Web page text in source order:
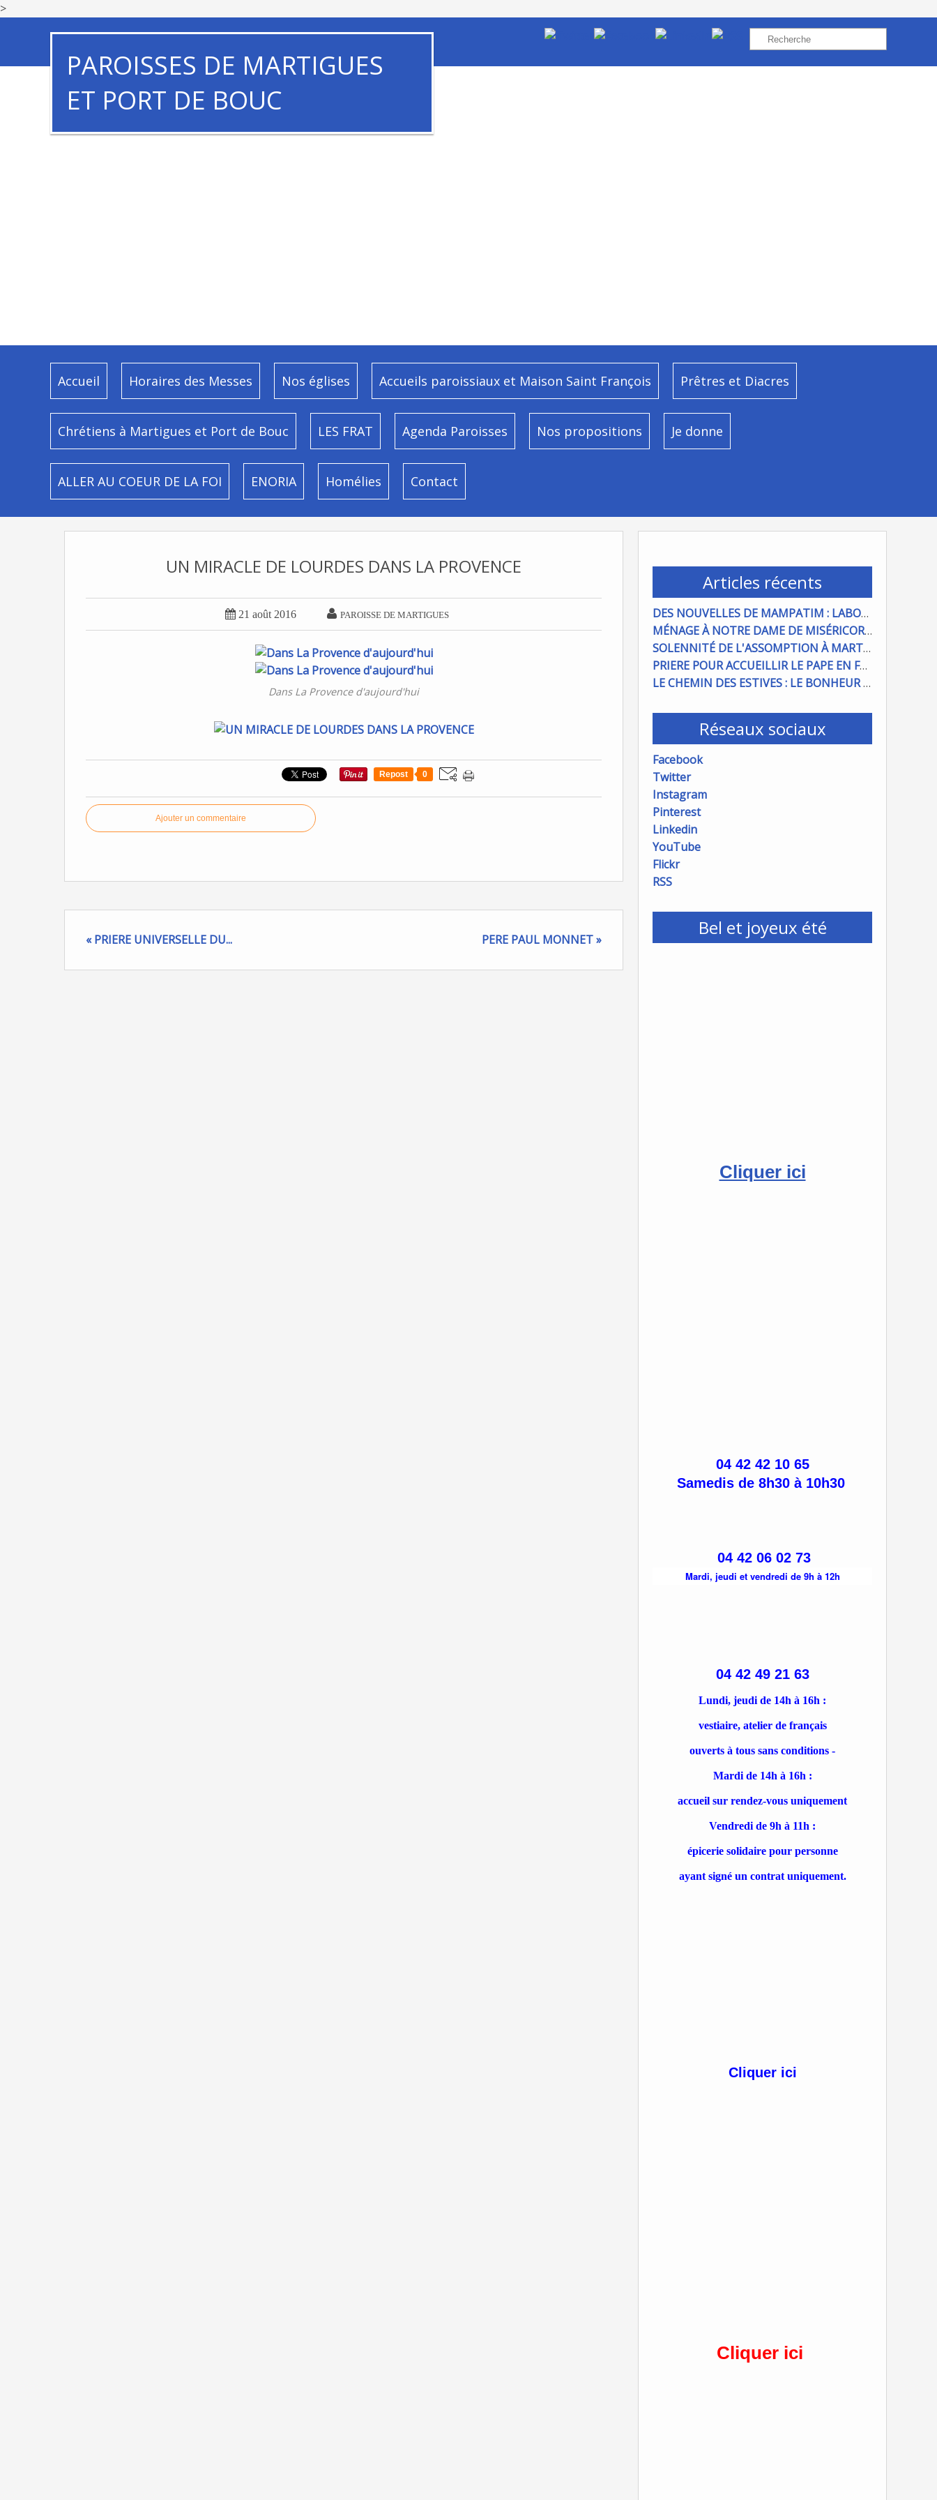
>
PAROISSES DE MARTIGUES
ET PORT DE BOUC
Accueil Horaires des Messes Nos églises Accueils paroissiaux et Maison Saint François Prêtres et Diacres
Chrétiens à Martigues et Port de Bouc LES FRAT Agenda Paroisses Nos propositions Je donne
ALLER AU COEUR DE LA FOI ENORIA Homélies Contact
Articles récents
DES NOUVELLES DE MAMPATIM : LABOUR DU CHAMP PAROISSIAL
MÉNAGE À NOTRE DAME DE MISÉRICORDE : ON COMPTE SUR VOUS !
SOLENNITÉ DE L'ASSOMPTION À MARTIGUES ET PORT DE BOUC
PRIERE POUR ACCUEILLIR LE PAPE EN FRANCE
LE CHEMIN DES ESTIVES : LE BONHEUR À PORTÉE DE MAIN
Réseaux sociaux
Facebook
Twitter
Instagram
Pinterest
Linkedin
YouTube
Flickr
RSS
Bel et joyeux été
Cliquer ici
04 42 42 10 65
Samedis de 8h30 à 10h30
04 42 06 02 73
Mardi, jeudi et vendredi de 9h à 12h
04 42 49 21 63
Lundi, jeudi de 14h à 16h :
vestiaire, atelier de français
ouverts à tous sans conditions -
Mardi de 14h à 16h :
accueil sur rendez-vous uniquement
Vendredi de 9h à 11h :
épicerie solidaire pour personne
ayant signé un contrat uniquement.
Cliquer ici
Cliquer ici
UN MIRACLE DE LOURDES DANS LA PROVENCE
 21 août 2016  PAROISSE DE MARTIGUES
Dans La Provence d'aujourd'hui
Repost 0
Ajouter un commentaire
« PRIERE UNIVERSELLE DU... PERE PAUL MONNET »